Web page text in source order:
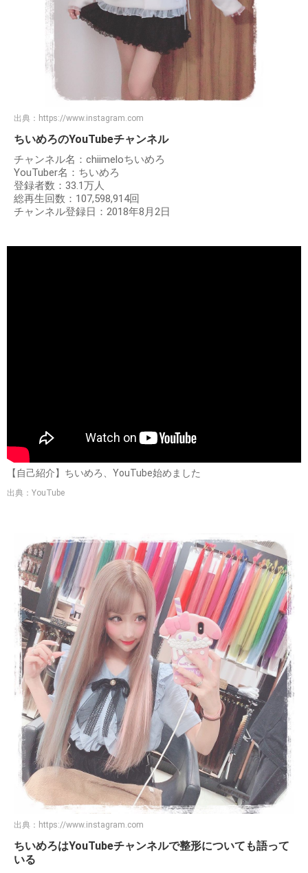
出典： https://www.instagram.com
ちいめろのYouTubeチャンネル
チャンネル名：chiimeloちいめろ
YouTuber名：ちいめろ
登録者数：33.1万人
総再生回数：107,598,914回
チャンネル登録日：2018年8月2日
【自己紹介】ちいめろ、YouTube始めました
出典：YouTube
出典： https://www.instagram.com
ちいめろはYouTubeチャンネルで整形についても語って
いる